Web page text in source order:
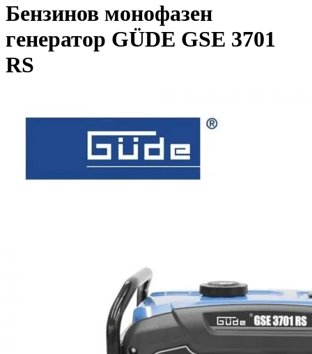
Бензинов монофазен
генератор GÜDE GSE 3701
RS